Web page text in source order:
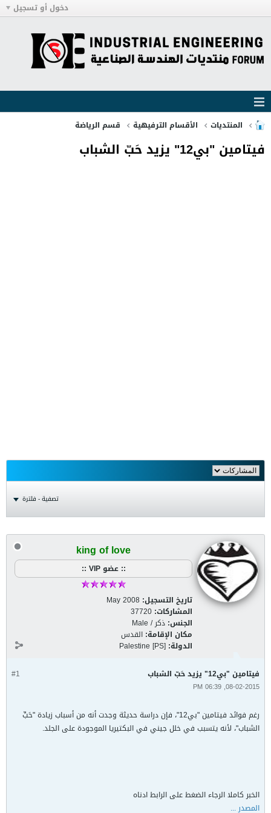
دخول أو تسجيل
المنتديات الأقسام الترفيهية قسم الرياضة
فيتامين "بي12" يزيد حَبّ الشباب
تصفية - فلترة
king of love
:: عضو VIP ::
تاريخ التسجيل: May 2008
المشاركات: 37720
الجنس: ذكر / Male
مكان الإقامة: القدس
الدولة: Palestine [PS]
#1 فيتامين "بي12" يزيد حَبّ الشباب
08-02-2015, 06:39 PM
رغم فوائد فيتامين "بي12"، فإن دراسة حديثة وجدت أنه من أسباب زيادة "حَبِّ
الشباب"، لأنه يتسبب في خلل جيني في البكتيريا الموجودة على الجلد.
الخبر كاملا الرجاء الضغط على الرابط ادناه
المصدر ...